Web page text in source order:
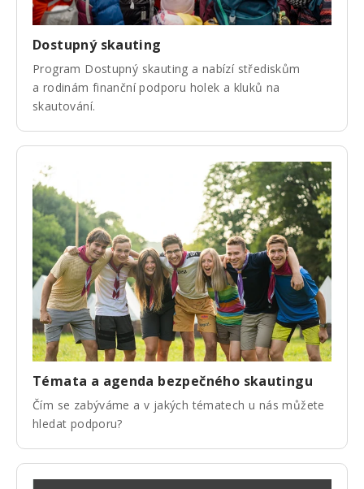
Dostupný skauting
Program Dostupný skauting a nabízí střediskům
a rodinám finanční podporu holek a kluků na
skautování.
Témata a agenda bezpečného skautingu
Čím se zabýváme a v jakých tématech u nás můžete
hledat podporu?